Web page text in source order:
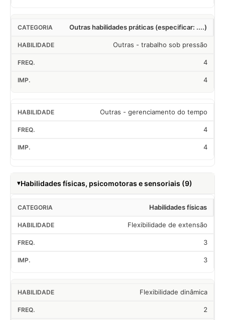
Outras habilidades práticas (especificar: ....)
Outras - trabalho sob pressão
4
4
Outras - gerenciamento do tempo
4
4
Habilidades físicas, psicomotoras e sensoriais (9)
Habilidades físicas
Flexibilidade de extensão
3
3
Flexibilidade dinâmica
2